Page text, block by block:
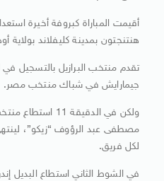
أقيمت المباراة كبروفة أخيرة
هنتنجتون بمدينة كليفلاند بولاية
تقدم منتخب البرازيل بالتسجيل
جيمارايش في شباك منتخب مصر.
ولكن في الدقيقة
مصطفى عبد الرؤوف “زيكو”،
لكل فريق.
في الشوط الثاني استطاع البديل